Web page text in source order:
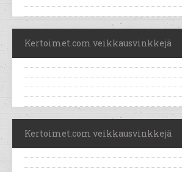
Kertoimet.com veikkausvinkkejä
Kertoimet.com veikkausvinkkejä